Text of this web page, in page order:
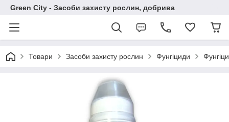
Green City - Засоби захисту рослин, добрива
Товари Засоби захисту рослин Фунгіциди